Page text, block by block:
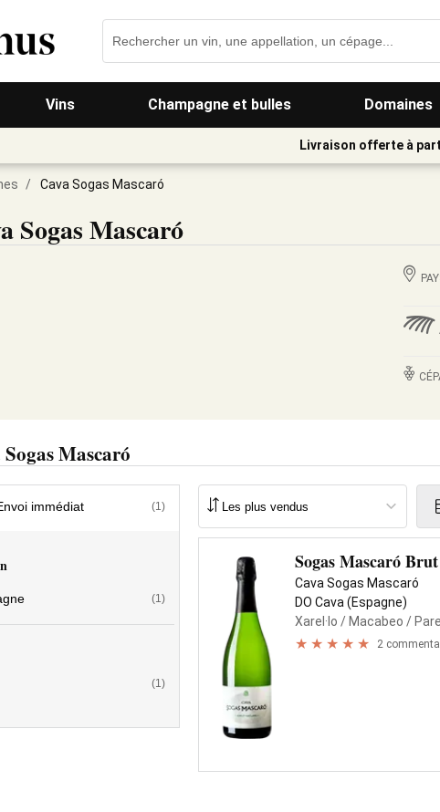
Vins Champagne et bulles Domaines
Livraison offerte à
/ Cava Sogas Mascaró
Sogas Mascaró
Sogas Mascaró
immédiat (1)
(1)
(1)
Sogas Mascaró
Cava Sogas Mascaró
DO Cava (Espagne)
Xarel·lo / Macabeo /
2